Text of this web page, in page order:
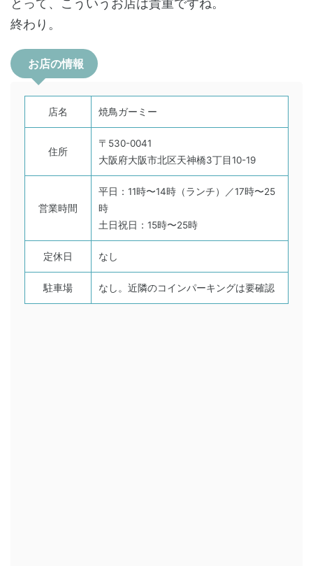
終わり。
お店の情報
店名 焼鳥ガーミー
住所
〒530-0041
大阪府大阪市北区天神橋3丁目10-19
営業時間
平日：11時〜14時（ランチ）／17時〜25
時
土日祝日：15時〜25時
定休日 なし
駐車場 なし。近隣のコインパーキングは要確認